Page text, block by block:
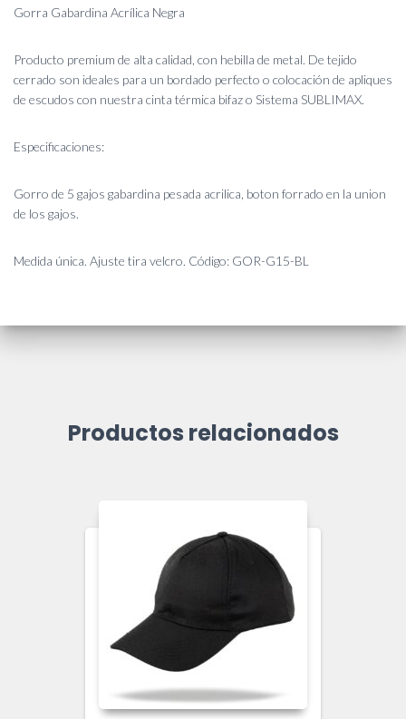
Gorra Gabardina Acrílica Negra
Producto premium de alta calidad, con hebilla de metal. De tejido
cerrado son ideales para un bordado perfecto o colocación de apliques
de escudos con nuestra cinta térmica bifaz o Sistema SUBLIMAX.
Especificaciones:
Gorro de 5 gajos gabardina pesada acrilica, boton forrado en la union
de los gajos.
Medida única. Ajuste tira velcro. Código: GOR-G15-BL
Productos relacionados